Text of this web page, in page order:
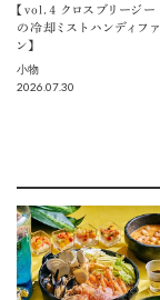
【vol.４ クロスブリージー
の冷却ミストハンディファ
ン】
小物
2026.07.30